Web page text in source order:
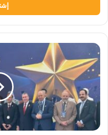
كلية
الاقتصاد
والعلوم
السياسية
بجامعة
القاهرة
تفوز
بالمركز
الثاني